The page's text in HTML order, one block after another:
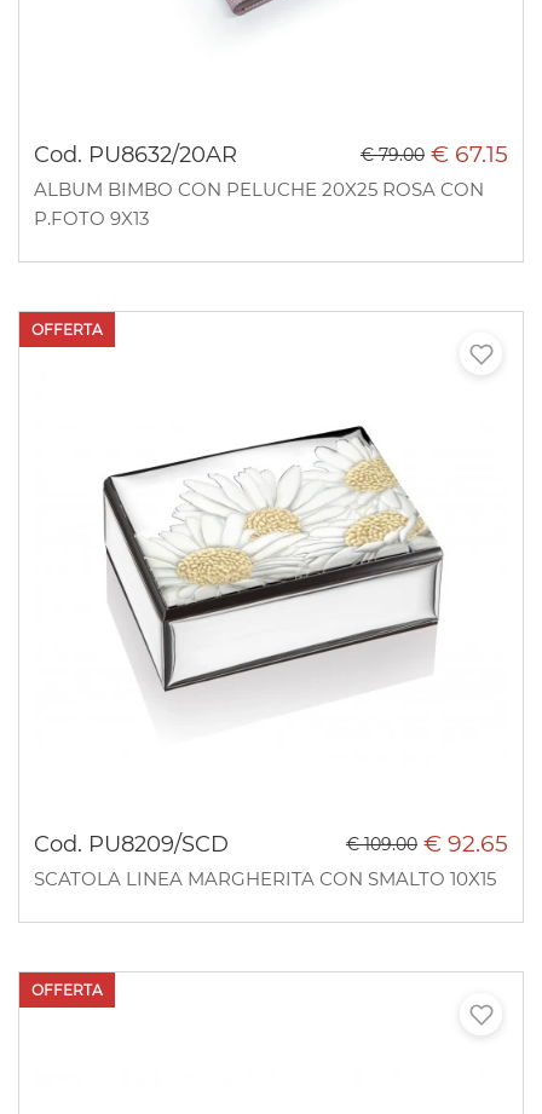
Cod. PU8632/20AR € 67.15
€ 79.00
ALBUM BIMBO CON PELUCHE 20X25 ROSA CON
P.FOTO 9X13
Cod. PU8209/SCD € 92.65
€ 109.00
SCATOLA LINEA MARGHERITA CON SMALTO 10X15